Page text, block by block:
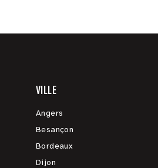
VILLE
Angers
Besançon
Bordeaux
Dijon